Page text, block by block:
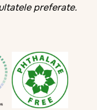
preferate.